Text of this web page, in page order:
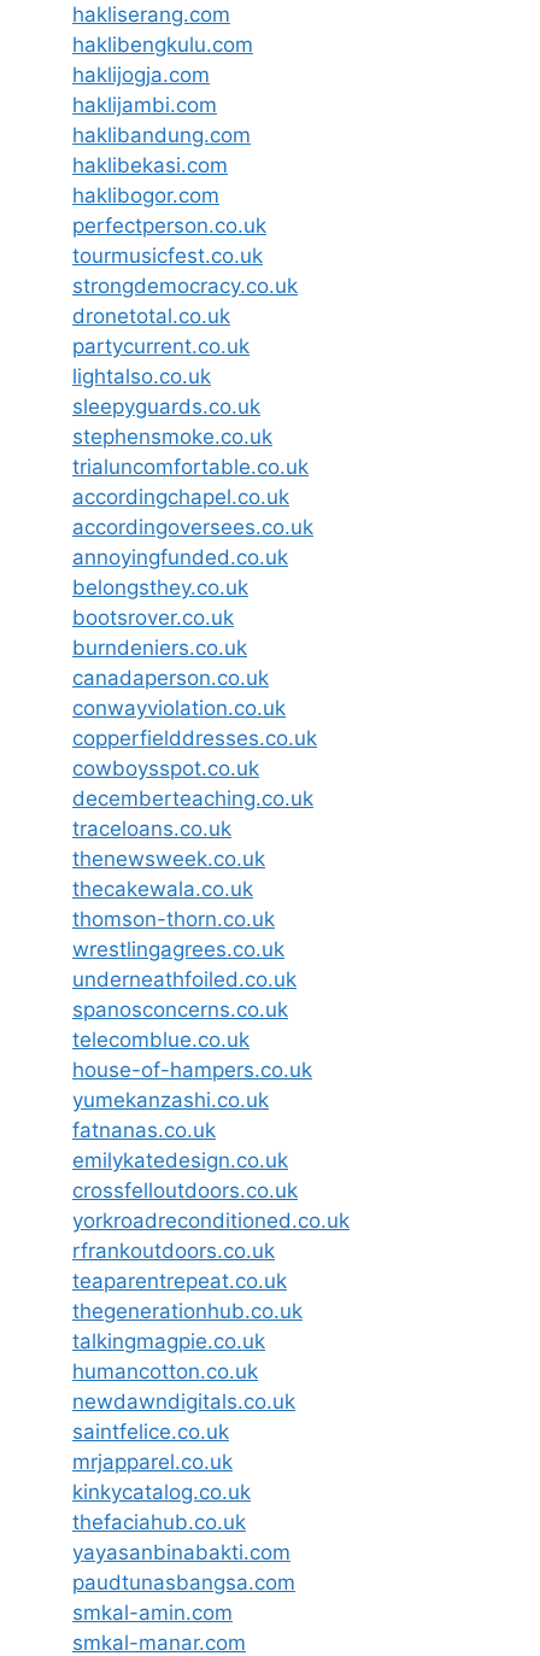
hakliserang.com
haklibengkulu.com
haklijogja.com
haklijambi.com
haklibandung.com
haklibekasi.com
haklibogor.com
perfectperson.co.uk
tourmusicfest.co.uk
strongdemocracy.co.uk
dronetotal.co.uk
partycurrent.co.uk
lightalso.co.uk
sleepyguards.co.uk
stephensmoke.co.uk
trialuncomfortable.co.uk
accordingchapel.co.uk
accordingoversees.co.uk
annoyingfunded.co.uk
belongsthey.co.uk
bootsrover.co.uk
burndeniers.co.uk
canadaperson.co.uk
conwayviolation.co.uk
copperfielddresses.co.uk
cowboysspot.co.uk
decemberteaching.co.uk
traceloans.co.uk
thenewsweek.co.uk
thecakewala.co.uk
thomson-thorn.co.uk
wrestlingagrees.co.uk
underneathfoiled.co.uk
spanosconcerns.co.uk
telecomblue.co.uk
house-of-hampers.co.uk
yumekanzashi.co.uk
fatnanas.co.uk
emilykatedesign.co.uk
crossfelloutdoors.co.uk
yorkroadreconditioned.co.uk
rfrankoutdoors.co.uk
teaparentrepeat.co.uk
thegenerationhub.co.uk
talkingmagpie.co.uk
humancotton.co.uk
newdawndigitals.co.uk
saintfelice.co.uk
mrjapparel.co.uk
kinkycatalog.co.uk
thefaciahub.co.uk
yayasanbinabakti.com
paudtunasbangsa.com
smkal-amin.com
smkal-manar.com